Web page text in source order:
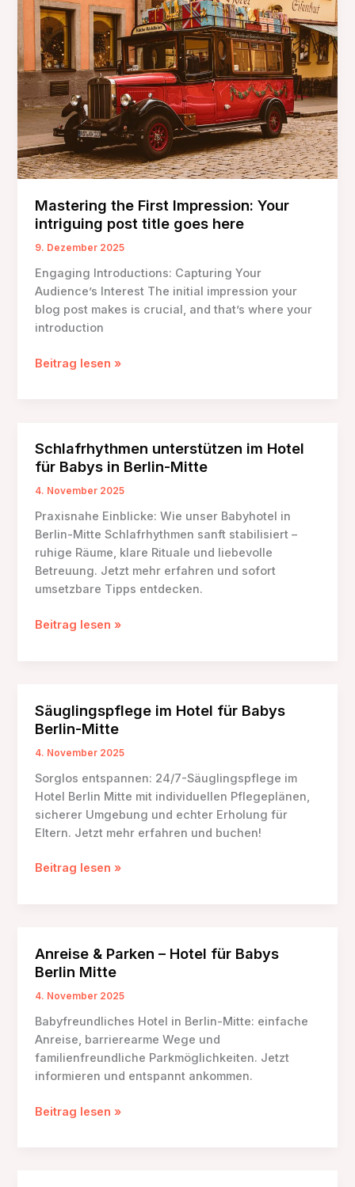
Your
attractive
post
title
goes
here
Mastering the First Impression: Your
intriguing post title goes here
9. Dezember 2025
Engaging Introductions: Capturing Your
Audience’s Interest The initial impression your
blog post makes is crucial, and that’s where your
introduction
Mastering
intriguing
post
title
goes
here
Beitrag lesen »
Schlafrhythmen unterstützen im Hotel
für Babys in Berlin-Mitte
4. November 2025
Praxisnahe Einblicke: Wie unser Babyhotel in
Berlin-Mitte Schlafrhythmen sanft stabilisiert –
ruhige Räume, klare Rituale und liebevolle
Betreuung. Jetzt mehr erfahren und sofort
umsetzbare Tipps entdecken.
Schlafrhythmen
Babys
in
Berlin-
Beitrag lesen »
Säuglingspflege im Hotel für Babys
Berlin-Mitte
4. November 2025
Sorglos entspannen: 24/7-Säuglingspflege im
Hotel Berlin Mitte mit individuellen Pflegeplänen,
sicherer Umgebung und echter Erholung für
Eltern. Jetzt mehr erfahren und buchen!
Säuglingspflege
Berlin-
Mitte
Beitrag lesen »
Anreise & Parken – Hotel für Babys
Berlin Mitte
4. November 2025
Babyfreundliches Hotel in Berlin-Mitte: einfache
Anreise, barrierearme Wege und
familienfreundliche Parkmöglichkeiten. Jetzt
informieren und entspannt ankommen.
Anreise
Beitrag lesen »